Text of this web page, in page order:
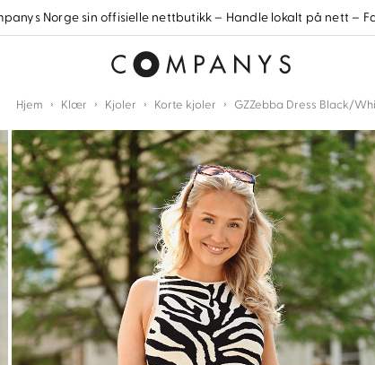
Norge sin offisielle nettbutikk – Handle lokalt på nett –
Hjem › Klær › Kjoler › Korte kjoler › GZZebba Dress Black/